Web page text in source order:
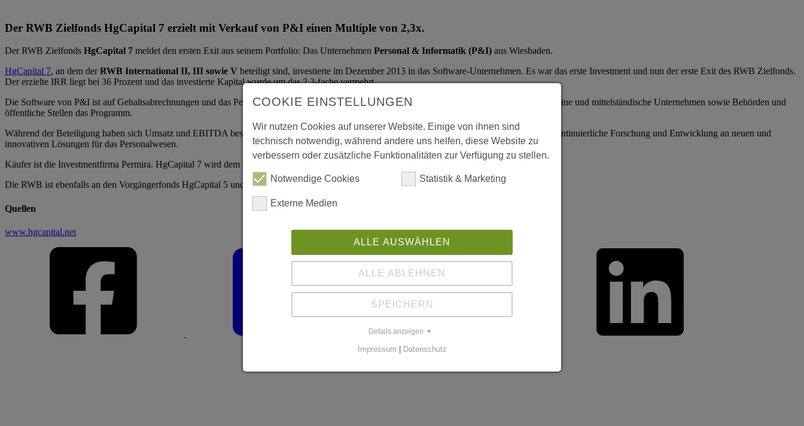
Der RWB Zielfonds HgCapital 7 erzielt mit Verkauf von P&I einen Multiple von 2,3x.
Der RWB Zielfonds HgCapital 7 meldet den ersten Exit aus seinem Portfolio: Das Unternehmen Personal & Informatik (P&I) aus Wiesbaden.
HgCapital 7, an dem derRWB International II, III sowie V beteiligt sind, investierte im Dezember 2013 in das Software-Unternehmen. Es war das erste Investment und nun der erste Exit des RWB Zielfonds.
Der erzielte IRR liegt bei 36 Prozent und das investierte Kapital wurde um das 2,3-fache vermehrt.
Die Software von P&I ist auf Gehaltsabrechnungen und das Personal-Management spezialisiert. Laut eigenen Angaben verwenden etwa 15.000 kleine und mittelständische Unternehmen sowie Behörden und
öffentliche Stellen das Programm.
Während der Beteiligung haben sich Umsatz und EBITDA besser entwickelt als prognostiziert. Zurückzuführen ist die gute Entwicklung auf die kontinuierliche Forschung und Entwicklung an neuen und
innovativen Lösungen für das Personalwesen.
Käufer ist die Investmentfirma Permira. HgCapital 7 wird dem Unternehmen aber weiterhin mit einer kleinen Beteiligung verbunden bleiben.
Die RWB ist ebenfalls an den Vorgängerfonds HgCapital 5 und 6 beteiligt.
Quellen
www.hgcapital.net
COOKIE EINSTELLUNGEN
Wir nutzen Cookies auf unserer Website. Einige von ihnen sind
technisch notwendig, während andere uns helfen, diese Website zu
verbessern oder zusätzliche Funktionalitäten zur Verfügung zu stellen.
Notwendige Cookies Statistik & Marketing
Externe Medien
ALLE AUSWÄHLEN
ALLE ABLEHNEN
SPEICHERN
Details anzeigen
Impressum Datenschutz